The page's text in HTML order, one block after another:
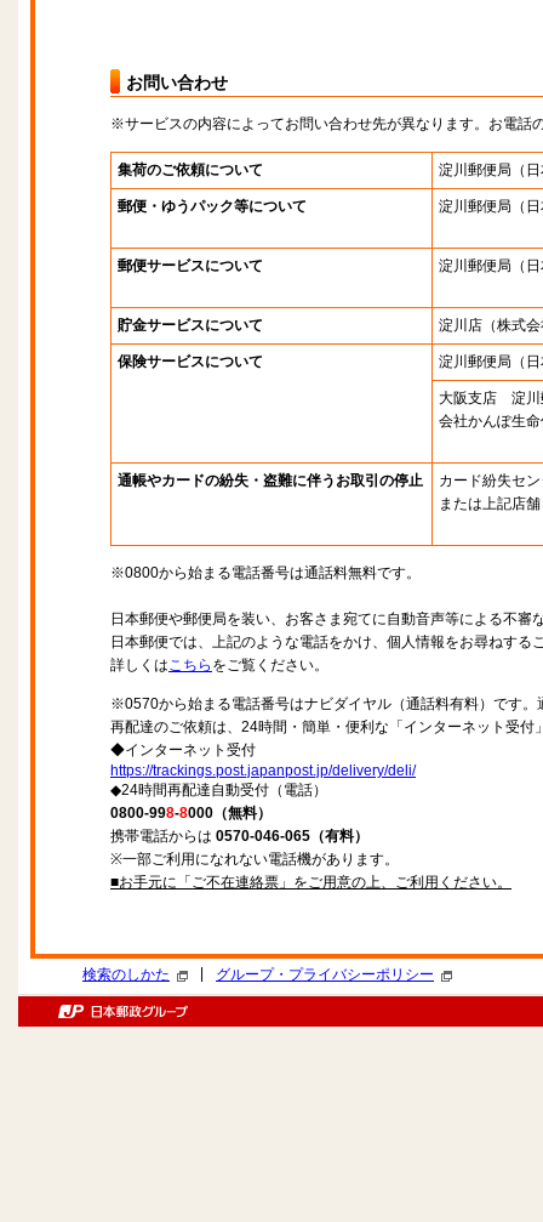
お問い合わせ
※サービスの内容によってお問い合わせ先が異なります。お電話
集荷のご依頼について 淀川郵便局 （
郵便・ゆうパック等について 淀川郵便局 （
郵便サービスについて 淀川郵便局 （
貯金サービスについて 淀川店 （株式
保険サービスについて 淀川郵便局 （
大阪支店 淀川
会社かんぽ生
通帳やカードの紛失・盗難に伴うお取引の停止
カード紛失セ
または上記店舗
※0800から始まる電話番号は通話料無料です。
日本郵便や郵便局を装い、お客さま宛てに自動音声等による不審
日本郵便では、上記のような電話をかけ、個人情報をお尋ねする
詳しくはこちら をご覧ください。
※0570から始まる電話番号はナビダイヤル（通話料有料）です
再配達のご依頼は、24時間・簡単・便利な「インターネット受
◆インターネット受付
https://trackings.post.japanpost.jp/delivery/deli/
◆24時間再配達自動受付（電話）
0800-998-8000（無料）
携帯電話からは 0570-046-065（有料）
※一部ご利用になれない電話機があります。
■お手元に「ご不在連絡票」をご用意の上、ご利用ください。
検索のしかた グループ・プライバシーポリシー